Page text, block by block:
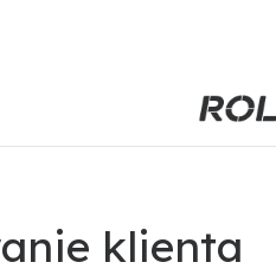
klienta